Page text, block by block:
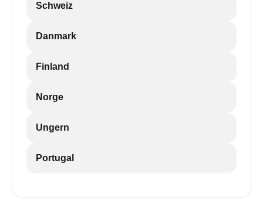
Schweiz
Danmark
Finland
Norge
Ungern
Portugal